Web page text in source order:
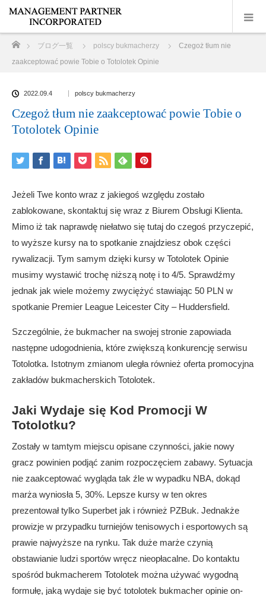
ブログ一覧 polscy bukmacherzy
Czegoż tłum nie
zaakceptować powie Tobie o Totolotek Opinie
2022.09.4 polscy bukmacherzy
Czegoż tłum nie zaakceptować powie Tobie o
Totolotek Opinie
Jeżeli Twe konto wraz z jakiegoś względu zostało
zablokowane, skontaktuj się wraz z Biurem Obsługi Klienta.
Mimo iż tak naprawdę niełatwo się tutaj do czegoś przyczepić,
to wyższe kursy na to spotkanie znajdziesz obok części
rywalizacji. Tym samym dzięki kursy w Totolotek Opinie
musimy wystawić trochę niższą notę i to 4/5. Sprawdźmy
jednak jak wiele możemy zwyciężyć stawiając 50 PLN w
spotkanie Premier League Leicester City – Huddersfield.
Szczególnie, że bukmacher na swojej stronie zapowiada
następne udogodnienia, które zwiększą konkurencję serwisu
Totolotka. Istotnym zmianom uległa również oferta promocyjna
zakładów bukmacherskich Totolotek.
Jaki Wydaje się Kod Promocji W
Totolotku?
Zostały w tamtym miejscu opisane czynności, jakie nowy
gracz powinien podjąć zanim rozpoczęciem zabawy. Sytuacja
nie zaakceptować wygląda tak źle w wypadku NBA, dokąd
marża wyniosła 5, 30%. Lepsze kursy w ten okres
prezentował tylko Superbet jak i również PZBuk. Jednakże
prowizje w przypadku turniejów tenisowych i esportowych są
prawie najwyższe na rynku. Tak duże marże czynią
obstawianie ludzi sportów wręcz nieopłacalne. Do kontaktu
spośród bukmacherem Totolotek można używać wygodną
formułę, jaką wydaje się być totolotek bukmacher opinie on-